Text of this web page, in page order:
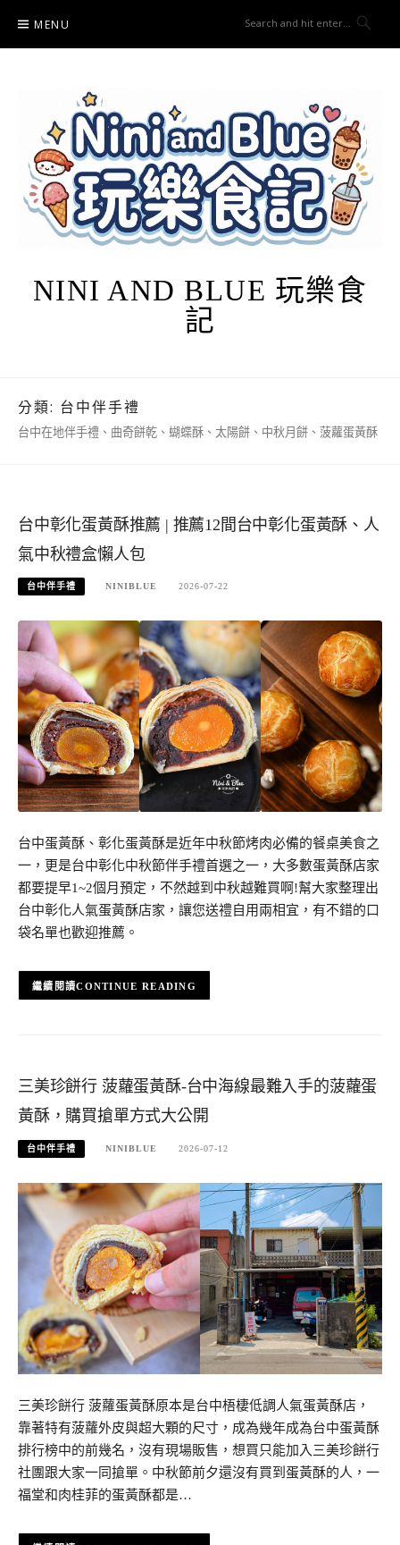
content
MENU
NINI AND BLUE 玩樂食
記
分類: 台中伴手禮
台中在地伴手禮、曲奇餅乾、蝴蝶酥、太陽餅、中秋月餅、菠蘿蛋黃酥
台中彰化蛋黃酥推薦 | 推薦12間台中彰化蛋黃酥、人
氣中秋禮盒懶人包
台中伴手禮 NINIBLUE 2026-07-22
台中蛋黃酥、彰化蛋黃酥是近年中秋節烤肉必備的餐桌美食之
一，更是台中彰化中秋節伴手禮首選之一，大多數蛋黃酥店家
都要提早1~2個月預定，不然越到中秋越難買啊!幫大家整理出
台中彰化人氣蛋黃酥店家，讓您送禮自用兩相宜，有不錯的口
袋名單也歡迎推薦。
CONTINUE READING
三美珍餅行 菠蘿蛋黃酥-台中海線最難入手的菠蘿蛋
黃酥，購買搶單方式大公開
台中伴手禮 NINIBLUE 2026-07-12
三美珍餅行 菠蘿蛋黃酥原本是台中梧棲低調人氣蛋黃酥店，
靠著特有菠蘿外皮與超大顆的尺寸，成為幾年成為台中蛋黃酥
排行榜中的前幾名，沒有現場販售，想買只能加入三美珍餅行
社團跟大家一同搶單。中秋節前夕還沒有買到蛋黃酥的人，一
福堂和肉桂菲的蛋黃酥都是…